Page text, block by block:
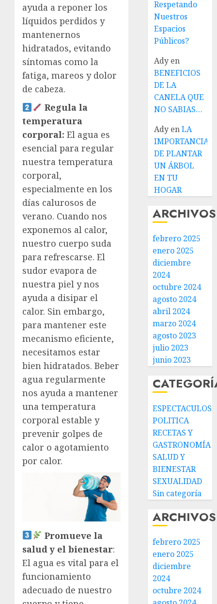
ayuda a reponer los
líquidos perdidos y
mantenernos
hidratados, evitando
síntomas como la
fatiga, mareos y dolor
de cabeza.
Regula la
temperatura
corporal: El agua es
esencial para regular
nuestra temperatura
corporal,
especialmente en los
días calurosos de
verano. Cuando nos
exponemos al calor,
nuestro cuerpo suda
para refrescarse. El
sudor evapora de
nuestra piel y nos
ayuda a disipar el
calor. Sin embargo,
para mantener este
mecanismo eficiente,
necesitamos estar
bien hidratados. Beber
agua regularmente
nos ayuda a mantener
una temperatura
corporal estable y
prevenir golpes de
calor o agotamiento
por calor.
Promueve la
salud y el bienestar:
El agua es vital para el
funcionamiento
adecuado de nuestro
Respetando
Nuestros
Espacios
Públicos?
Ady en
BENEFICIOS
DE LA
CANELA QUE
NO SABIAS…
Ady enLA
IMPORTANCIA
DE PLANTAR
UN ÁRBOL
EN TU
HOGAR
ARCHIVOS
febrero 2025
enero 2025
diciembre
2024
octubre 2024
agosto 2024
abril 2024
marzo 2024
agosto 2023
julio 2023
junio 2023
ESPECTACULOS
POLITICA
RECETAS Y
GASTRONOMÍA
SALUD Y
BIENESTAR
SEXUALIDAD
Sin categoría
ARCHIVOS
febrero 2025
enero 2025
diciembre
2024
octubre 2024